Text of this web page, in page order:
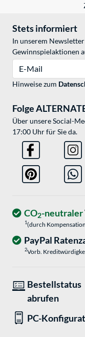
Stets informiert
In unserem
Gewinnspielaktionen
Hinweise zum
Folge
Über unsere Social-
17:00 Uhr für Sie da.
CO2-neutraler
1(durch
PayPal
2Vorb.
Bestellstatus
abrufen
PC-